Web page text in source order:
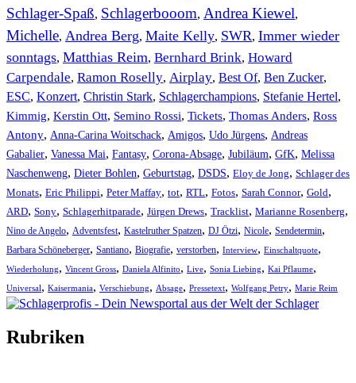
Schlager-Spaß, Schlagerbooom, Andrea Kiewel,
Michelle, Andrea Berg, Maite Kelly, SWR, Immer wieder
sonntags, Matthias Reim, Bernhard Brink, Howard
Carpendale, Ramon Roselly, Airplay, Best Of, Ben Zucker,
ESC, Konzert, Christin Stark, Schlagerchampions, Stefanie Hertel,
Kimmig, Kerstin Ott, Semino Rossi, Tickets, Thomas Anders, Ross
Antony, Anna-Carina Woitschack, Amigos, Udo Jürgens, Andreas
Gabalier, Vanessa Mai, Fantasy, Corona-Absage, Jubiläum, GfK, Melissa
Naschenweng, Dieter Bohlen, Geburtstag, DSDS, Eloy de Jong, Schlager des
Monats, Eric Philippi, Peter Maffay, tot, RTL, Fotos, Sarah Connor, Gold,
ARD, Sony, Schlagerhitparade, Jürgen Drews, Tracklist, Marianne Rosenberg,
Nino de Angelo, Adventsfest, Kastelruther Spatzen, DJ Ötzi, Nicole, Sendetermin,
Barbara Schöneberger, Santiano, Biografie, verstorben, Interview, Einschaltquote,
Wiederholung, Vincent Gross, Daniela Alfinito, Live, Sonia Liebing, Kai Pflaume,
Universal, Kaisermania, Verschiebung, Absage, Pressetext, Wolfgang Petry, Marie Reim
Rubriken